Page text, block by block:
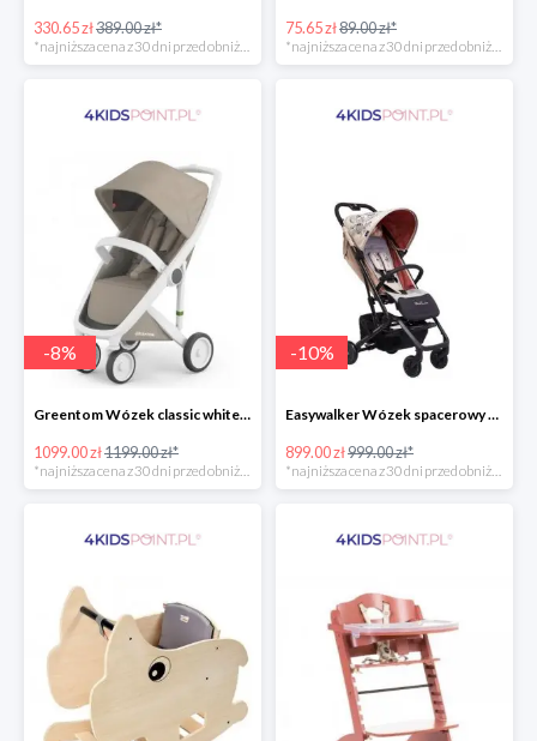
330.65 zł389.00 zł* 75.65 zł89.00 zł*
-8%
Greentom Wózek classic white-sand
1099.00 zł1199.00 zł*
*najniższa cena z 30 dni przed obniżką
-10%
Easywalker Wózek spacerowy z osłonką przeciwdeszczową Buggy XS Minnie Ornament Disney
899.00 zł999.00 zł*
*najniższa cena z 30 dni przed obniżką